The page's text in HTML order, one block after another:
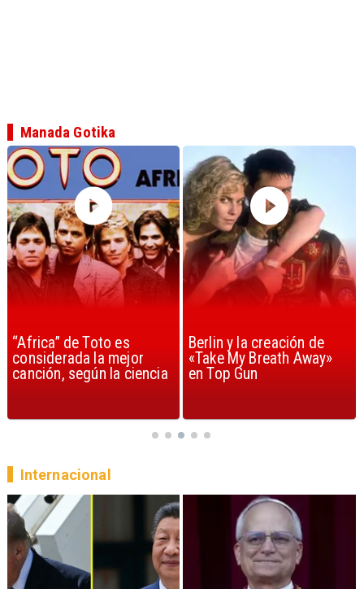
Berlin y la creación de
«Take My Breath Away»
en Top Gun
Madonna volvió con
nueva música y
demuestra que sigue
Manada Gotika
Internacional